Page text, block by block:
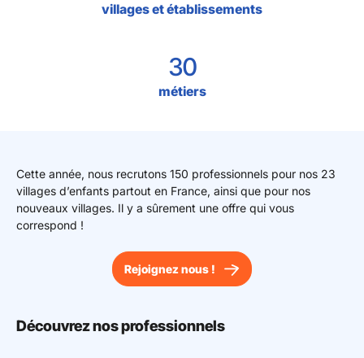
villages et établissements
30
métiers
Cette année, nous recrutons 150 professionnels pour nos 23
villages d’enfants partout en France, ainsi que pour nos
nouveaux villages. Il y a sûrement une offre qui vous
correspond !
Rejoignez nous !
Découvrez nos professionnels